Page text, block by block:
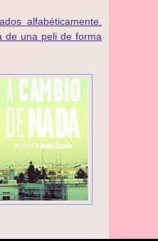
alfabéticamente.
de una peli de forma